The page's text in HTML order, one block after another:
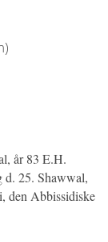
år 83 E.H.
d. 25. Shawwal,
den Abbissidiske